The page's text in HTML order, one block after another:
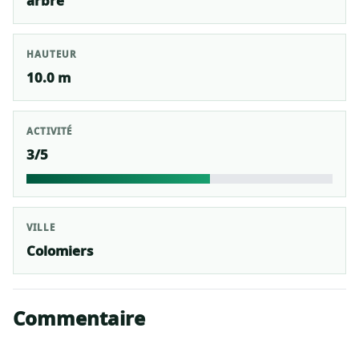
HAUTEUR
10.0 m
ACTIVITÉ
3/5
VILLE
Colomiers
Commentaire